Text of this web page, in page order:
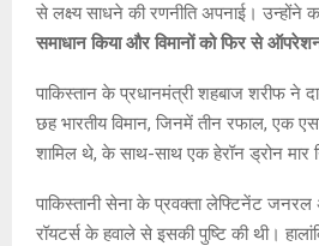
से लक्ष्य साधने की रणनीति अपनाई। उन्होंने
समाधान किया और विमानों को फिर से
पाकिस्तान के प्रधानमंत्री शहबाज शरीफ ने
छह भारतीय विमान, जिनमें तीन रफाल, एक
शामिल थे, के साथ-साथ एक हेरॉन ड्रोन मार
पाकिस्तानी सेना के प्रवक्ता लेफ्टिनेंट
रॉयटर्स के हवाले से इसकी पुष्टि की थी।